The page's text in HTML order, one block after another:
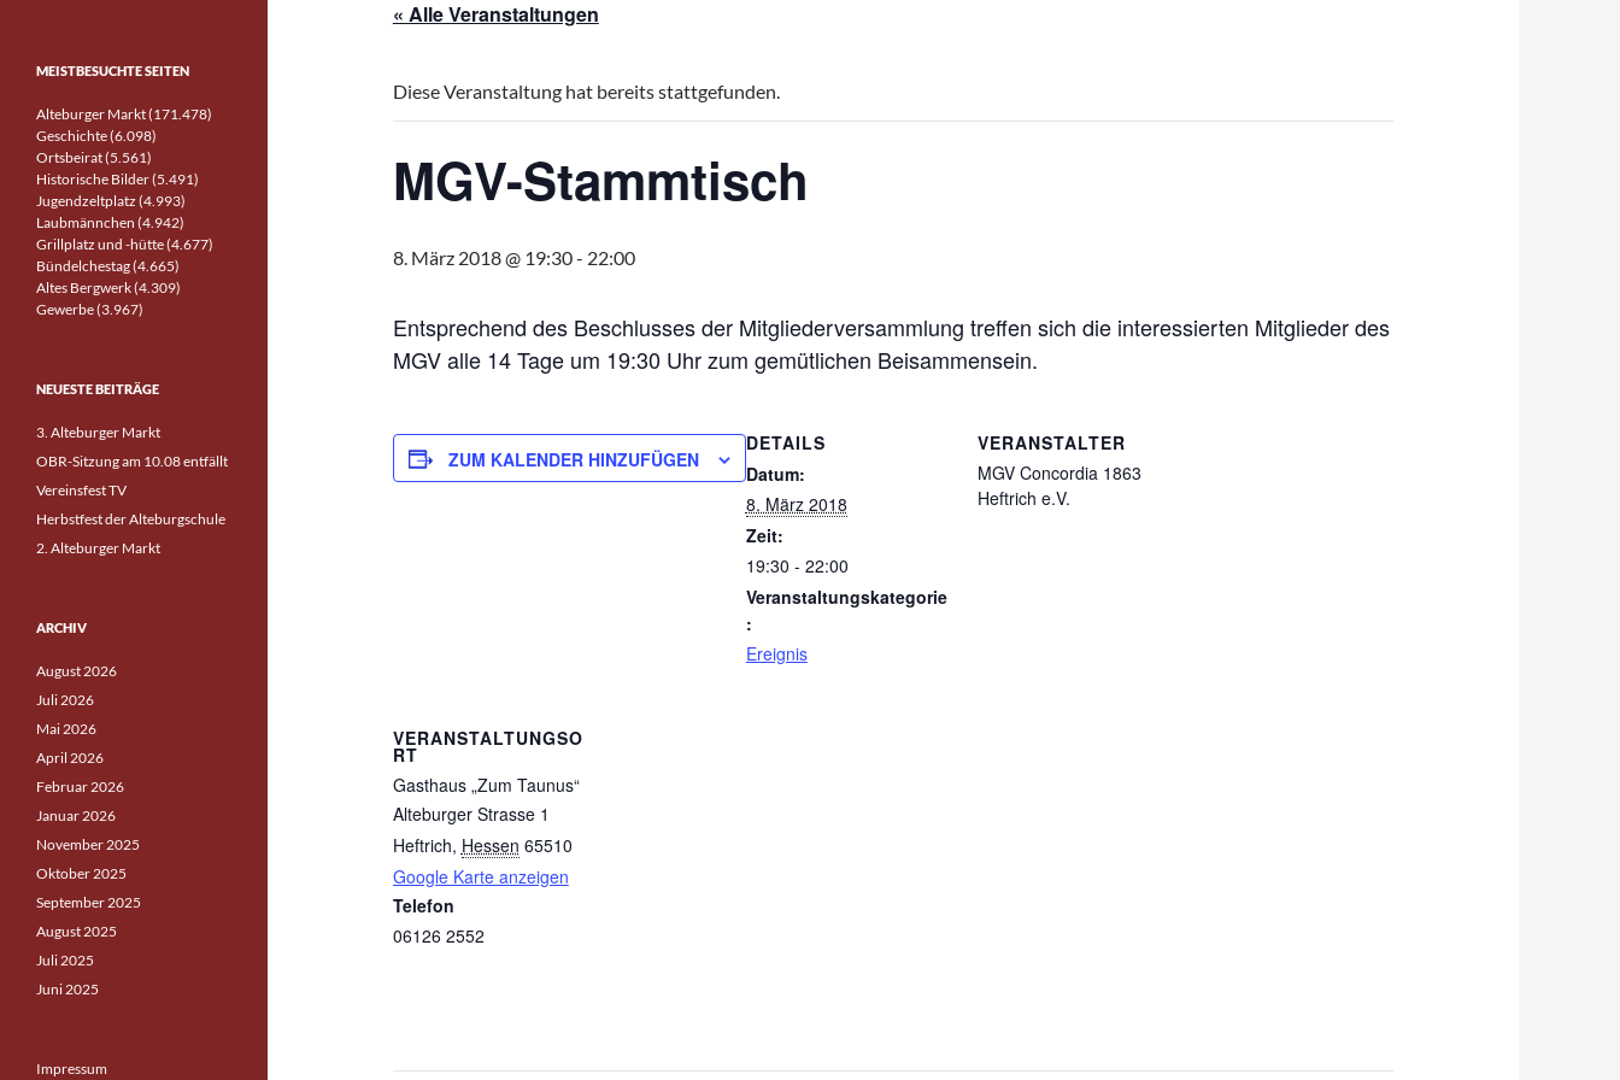
« Alle Veranstaltungen
Diese Veranstaltung hat bereits stattgefunden.
MGV-Stammtisch
8. März 2018 @ 19:30- 22:00
Entsprechend des Beschlusses der Mitgliederversammlung treffen sich die interessierten Mitglieder des
MGV alle 14 Tage um 19:30 Uhr zum gemütlichen Beisammensein.
ZUM KALENDER HINZUFÜGEN
DETAILS
Datum:
8. März 2018
Zeit:
19:30 - 22:00
Veranstaltungskategorie
:
Ereignis
VERANSTALTER
MGV Concordia 1863
Heftrich e.V.
VERANSTALTUNGSO
RT
Gasthaus „Zum Taunus“
Alteburger Strasse 1
Heftrich, Hessen 65510
Google Karte anzeigen
Telefon
06126 2552
MEISTBESUCHTE SEITEN
Alteburger Markt (171.478)
Geschichte (6.098)
Ortsbeirat (5.561)
Historische Bilder (5.491)
Jugendzeltplatz (4.993)
Laubmännchen (4.942)
Grillplatz und -hütte (4.677)
Bündelchestag (4.665)
Altes Bergwerk (4.309)
Gewerbe (3.967)
NEUESTE BEITRÄGE
3. Alteburger Markt
OBR-Sitzung am 10.08 entfällt
Vereinsfest TV
Herbstfest der Alteburgschule
2. Alteburger Markt
ARCHIV
August 2026
Juli 2026
Mai 2026
April 2026
Februar 2026
Januar 2026
November 2025
Oktober 2025
September 2025
August 2025
Juli 2025
Juni 2025
Impressum